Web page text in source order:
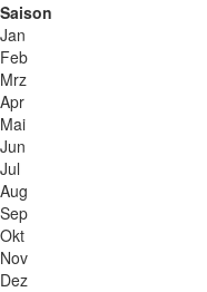
Saison
Jan
Feb
Mrz
Apr
Mai
Jun
Jul
Aug
Sep
Okt
Nov
Dez